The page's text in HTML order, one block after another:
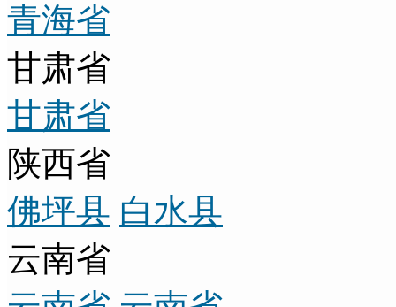
青海省
甘肃省
甘肃省
陕西省
佛坪县 白水县
云南省